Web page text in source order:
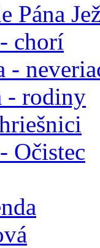
Pána
chorí
-
- rodiny
Očistec